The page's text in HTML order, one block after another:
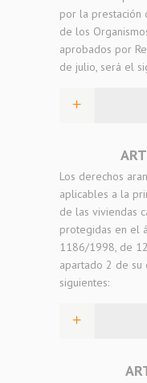
por la prestación
de los
aprobados por
de julio, será el
Los derechos
aplicables a la
de las viviendas
protegidas en el
1186/1998, de
apartado 2 de su
siguientes: